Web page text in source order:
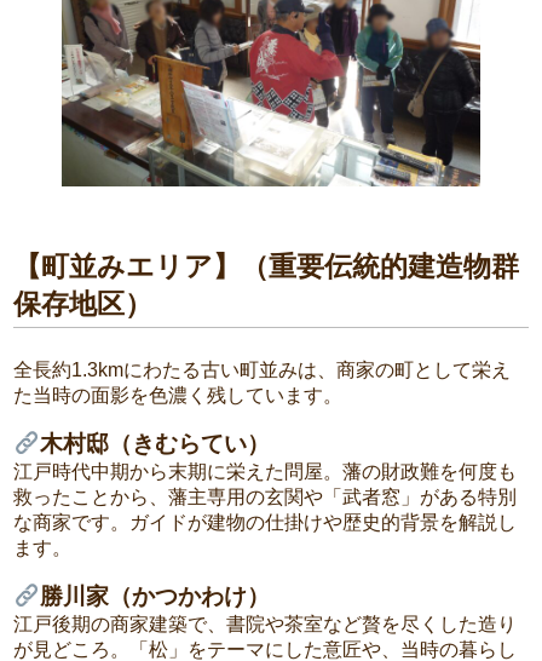
【町並みエリア】（重要伝統的建造物群
保存地区）
全長約1.3kmにわたる古い町並みは、商家の町として栄え
た当時の面影を色濃く残しています。
木村邸（きむらてい）
江戸時代中期から末期に栄えた問屋。藩の財政難を何度も
救ったことから、藩主専用の玄関や「武者窓」がある特別
な商家です。ガイドが建物の仕掛けや歴史的背景を解説し
ます。
勝川家（かつかわけ）
江戸後期の商家建築で、書院や茶室など贅を尽くした造り
が見どころ。「松」をテーマにした意匠や、当時の暮らし